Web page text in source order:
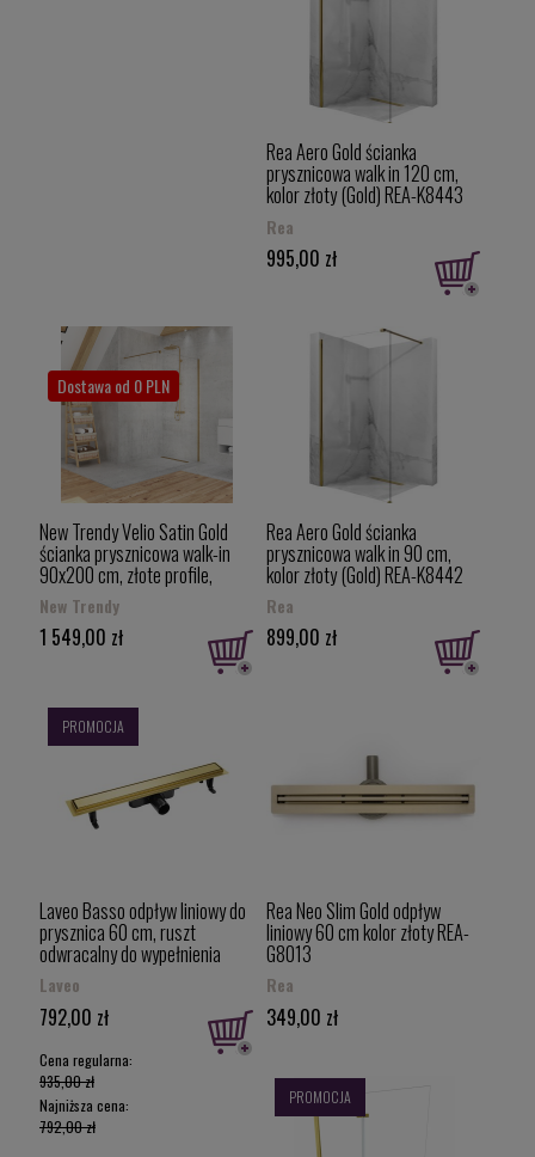
Rea Aero Gold ścianka
prysznicowa walk in 120 cm,
kolor złoty (Gold) REA-K8443
Rea
995,00 zł
New Trendy Velio Satin Gold
ścianka prysznicowa walk-in
90x200 cm, złote profile,
8mm, D-0190B
New Trendy
1 549,00 zł
Dostawa od 0 PLN
Rea Aero Gold ścianka
prysznicowa walk in 90 cm,
kolor złoty (Gold) REA-K8442
Rea
899,00 zł
Laveo Basso odpływ liniowy do
prysznica 60 cm, ruszt
odwracalny do wypełnienia
płytką / złoty COB_G60D
Laveo
792,00 zł
Cena regularna:
935,00 zł
Najniższa cena:
792,00 zł
PROMOCJA
Rea Neo Slim Gold odpływ
liniowy 60 cm kolor złoty REA-
G8013
Rea
349,00 zł
PROMOCJA